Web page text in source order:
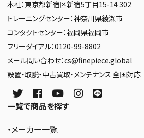
本社：東京都新宿区新宿5丁目15-14 302
トレーニングセンター：神奈川県綾瀬市
コンタクトセンター：福岡県福岡市
フリーダイアル：0120-99-8802
メール問い合わせ：cs@finepiece.global
設置・取説・中古買取・メンテナンス 全国対応
一覧で商品を探す
・メーカー一覧